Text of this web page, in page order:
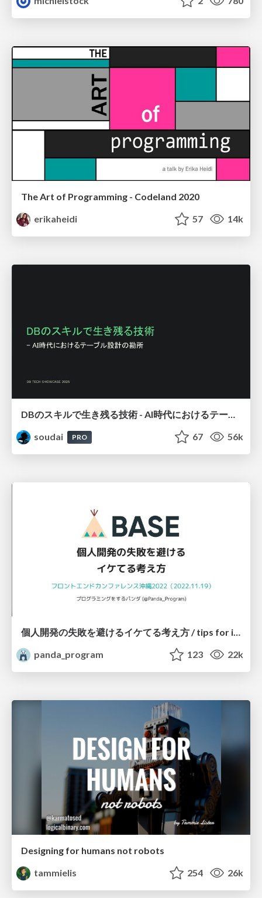
The Art of Programming - Codeland 2020
erikaheidi
57 14k
DBのスキルで生き残る技術 - AI時代におけるテーブル設計の勘所
soudai
PRO 67 56k
個人開発の失敗を避けるイケてる考え方 / tips for indie hackers
panda_program
123 22k
Designing for humans not robots
tammielis
254 26k